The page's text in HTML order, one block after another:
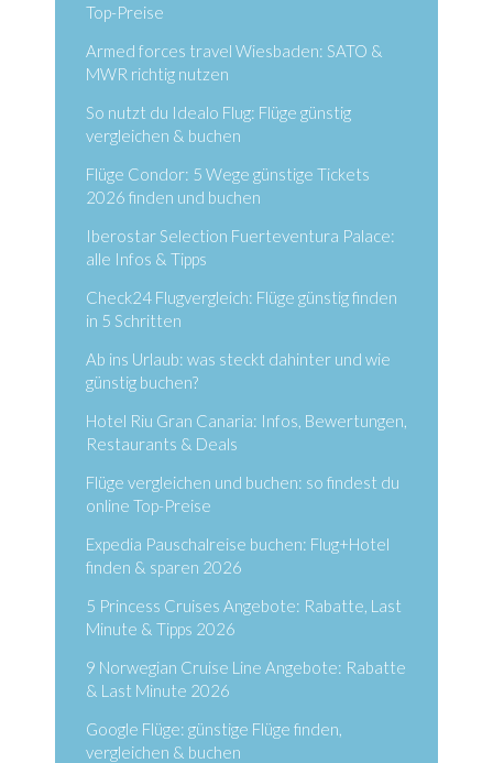
Top-Preise
Armed forces travel Wiesbaden: SATO &
MWR richtig nutzen
So nutzt du Idealo Flug: Flüge günstig
vergleichen & buchen
Flüge Condor: 5 Wege günstige Tickets
2026 finden und buchen
Iberostar Selection Fuerteventura Palace:
alle Infos & Tipps
Check24 Flugvergleich: Flüge günstig finden
in 5 Schritten
Ab ins Urlaub: was steckt dahinter und wie
günstig buchen?
Hotel Riu Gran Canaria: Infos, Bewertungen,
Restaurants & Deals
Flüge vergleichen und buchen: so findest du
online Top-Preise
Expedia Pauschalreise buchen: Flug+Hotel
finden & sparen 2026
5 Princess Cruises Angebote: Rabatte, Last
Minute & Tipps 2026
9 Norwegian Cruise Line Angebote: Rabatte
& Last Minute 2026
Google Flüge: günstige Flüge finden,
vergleichen & buchen